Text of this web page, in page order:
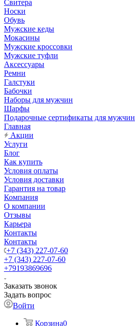
Свитера
Носки
Обувь
Мужские кеды
Мокасины
Мужские кроссовки
Мужские туфли
Аксессуары
Ремни
Галстуки
Бабочки
Наборы для мужчин
Шарфы
Подарочные сертификаты для мужчин
Главная
Акции
Услуги
Блог
Как купить
Условия оплаты
Условия доставки
Гарантия на товар
Компания
О компании
Отзывы
Карьера
Контакты
Контакты
+7 (343) 227-07-60
+7 (343) 227-07-60
+79193869696
Заказать звонок
Задать вопрос
Войти
Корзина0